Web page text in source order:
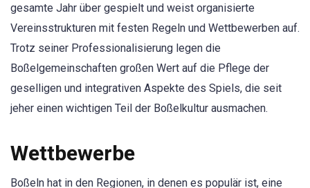
gesamte Jahr über gespielt und weist organisierte
Vereinsstrukturen mit festen Regeln und Wettbewerben auf.
Trotz seiner Professionalisierung legen die
Boßelgemeinschaften großen Wert auf die Pflege der
geselligen und integrativen Aspekte des Spiels, die seit
jeher einen wichtigen Teil der Boßelkultur ausmachen.
Wettbewerbe
Boßeln hat in den Regionen, in denen es populär ist, eine